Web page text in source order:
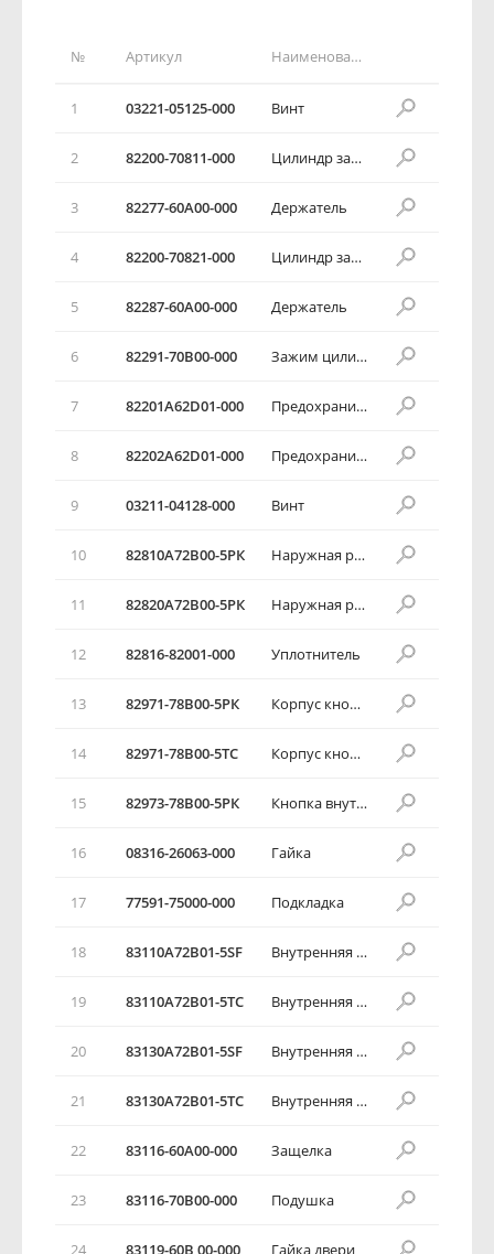
№ Артикул Наименование детали
1 03221-05125-000 Винт
2 82200-70811-000 Цилиндр замка передней двери
3 82277-60А00-000 Держатель
4 82200-70821-000 Цилиндр замка передней двери
5 82287-60А00-000 Держатель
6 82291-70В00-000 Зажим цилиндра замка двери
7 82201А62D01-000 Предохранительная собачка
8 82202А62D01-000 Предохранительная собачка
9 03211-04128-000 Винт
10 82810А72В00-5РК Наружная ручка двери
11 82820А72В00-5РК Наружная ручка двери
12 82816-82001-000 Уплотнитель
13 82971-78В00-5РК Корпус кнопки внутреннего замка
14 82971-78В00-5ТС Корпус кнопки внутреннего замка
15 82973-78В00-5РК Кнопка внутреннего замка двери
16 08316-26063-000 Гайка
17 77591-75000-000 Подкладка
18 83110А72В01-5SF Внутренняя ручка передней двери
19 83110А72В01-5ТС Внутренняя ручка передней двери
20 83130А72В01-5SF Внутренняя ручка передней двери
21 83130А72В01-5ТС Внутренняя ручка передней двери
22 83116-60А00-000 Защелка
23 83116-70В00-000 Подушка
24 83119-60В 00-000 Гайка двери